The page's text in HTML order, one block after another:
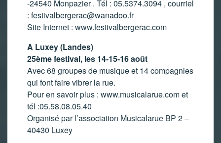
-24540 Monpazier . Tél : 05.5374.3094 , courriel
: festivalbergerac@wanadoo.fr
Site Internet : www.festivalbergerac.com
A Luxey (Landes)
25ème festival, les 14-15-16 août
Avec 68 groupes de musique et 14 compagnies
qui font faire vibrer la rue.
Pour en savoir plus : www.musicalarue.com et
tél :05.58.08.05.40
Organisé par l’association Musicalarue BP 2 –
40430 Luxey